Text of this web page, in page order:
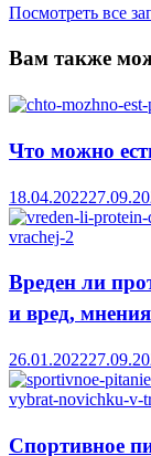
Посмотреть все
Вам также
Что можно
18.04.2022
Вреден ли
и вред,
26.01.2022
Спортивное